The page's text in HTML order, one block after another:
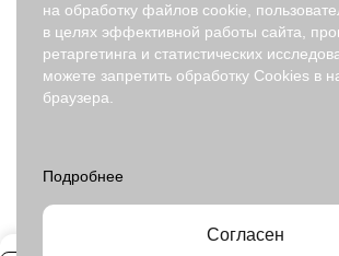
© 2026. fabretti.ru. Все права защищены
На информационном ресурсе применяются
технологии .
Все ресурсы сайта fabretti.ru, включая (но не
прав на интеллектуальную собственность,
на обработку файлов cookie,
в целях эффективной работы сайта,
ретаргетинга и статистических
можете запретить обработку Cookies в
браузера.
Согласен